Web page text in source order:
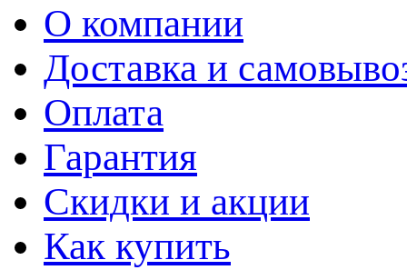
О компании
Доставка и
Оплата
Гарантия
Скидки и акции
Как купить